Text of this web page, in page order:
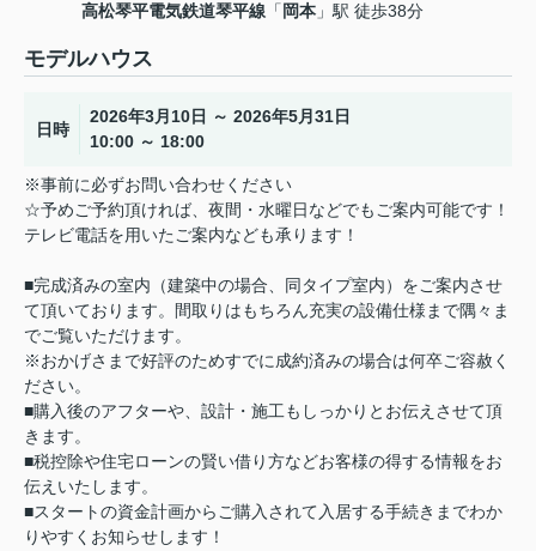
高松琴平電気鉄道琴平線 「 岡本 」駅 徒歩38分
モデルハウス
日時
2026年3月10日 ～ 2026年5月31日
10:00 ～ 18:00
※事前に必ずお問い合わせください
☆予めご予約頂ければ、夜間・水曜日などでもご案内可能です！
テレビ電話を用いたご案内なども承ります！
■完成済みの室内（建築中の場合、同タイプ室内）をご案内させ
て頂いております。間取りはもちろん充実の設備仕様まで隅々ま
でご覧いただけます。
※おかげさまで好評のためすでに成約済みの場合は何卒ご容赦く
ださい。
■購入後のアフターや、設計・施工もしっかりとお伝えさせて頂
きます。
■税控除や住宅ローンの賢い借り方などお客様の得する情報をお
伝えいたします。
■スタートの資金計画からご購入されて入居する手続きまでわか
りやすくお知らせします！